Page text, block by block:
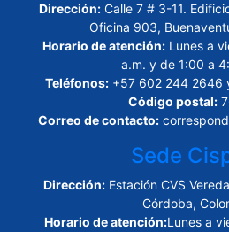
Dirección: Calle 7 # 3-11.
Oficina 903,
Horario de atención:Lunes a
a.m. y de 1:00 a
Teléfonos: +57 602 244 2646
Código postal:
Correo de contacto:
Sede
Dirección: Estación CVS
Córdoba,
Horario de atención:Lunes a